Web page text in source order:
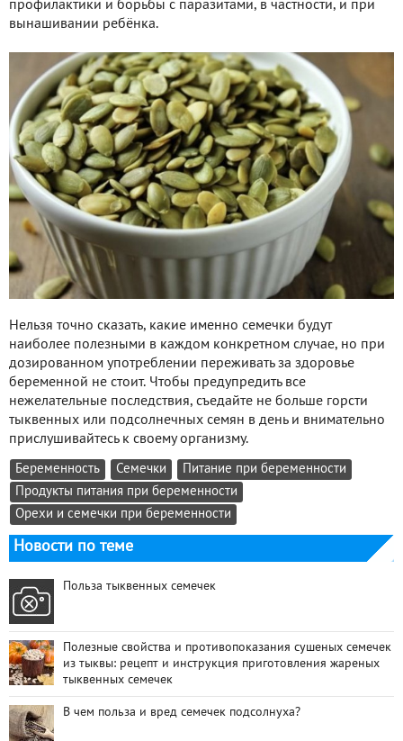
профилактики и борьбы с паразитами, в частности, и при
вынашивании ребёнка.
Нельзя точно сказать, какие именно семечки будут
наиболее полезными в каждом конкретном случае, но при
дозированном употреблении переживать за здоровье
беременной не стоит. Чтобы предупредить все
нежелательные последствия, съедайте не больше горсти
тыквенных или подсолнечных семян в день и внимательно
прислушивайтесь к своему организму.
Беременность Семечки
Питание при беременности
Продукты питания при беременности
Орехи и семечки при беременности
Новости по теме
Польза тыквенных семечек
Полезные свойства и противопоказания сушеных семечек
из тыквы: рецепт и инструкция приготовления жареных
тыквенных семечек
В чем польза и вред семечек подсолнуха?